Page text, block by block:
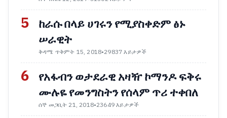
5
ከራሱ በላይ ሀገሩን የሚያስቀድም ፅኑ
ሠራዊት
ቅዳሜ ጥቅምት 15, 2018•29837 እይታዎች
6
የአፋብን ወታደራዊ አዛዥ ኮማንዶ ፍቅሩ
ሙሉዬ የመንግስትን የሰላም ጥሪ ተቀበለ
ሰኞ መጋቢት 21, 2018•23649 እይታዎች